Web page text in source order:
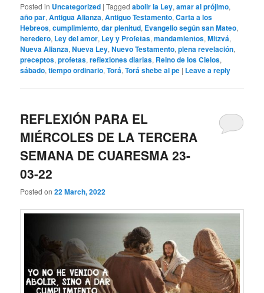
Posted in Uncategorized |Tagged abolir la Ley,amar al prójimo,
año par,Antigua Alianza,Antiguo Testamento,Carta a los
Hebreos,cumplimiento,dar plenitud, Evangelio según san Mateo,
heredero, Ley del amor, Ley y Profetas,mandamientos,Mitzvá,
Nueva Alianza,Nueva Ley,Nuevo Testamento,plena revelación,
preceptos,profetas,reflexiones diarias, Reino de los Cielos,
sábado,tiempo ordinario,Torá,Torá shebe al pe | Leave a reply
REFLEXIÓN PARA EL
MIÉRCOLES DE LA TERCERA
SEMANA DE CUARESMA 23-
03-22
Posted on22 March, 2022